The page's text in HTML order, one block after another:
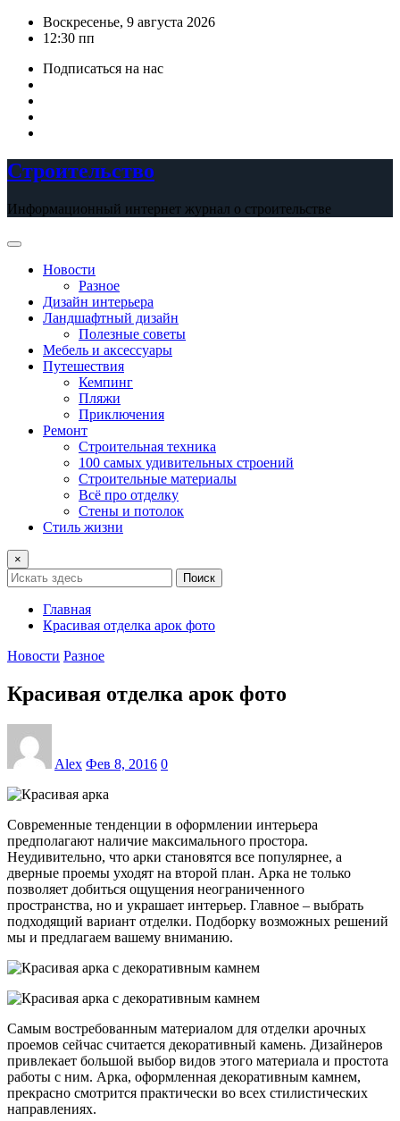
ПерейтиВоскресенье, 9 августа 2026
12:30 пп
Подписаться на нас
Строительство
Информационный интернет журнал о строительстве
Новости
Разное
Дизайн интерьера
Ландшафтный дизайн
Полезные советы
Мебель и аксессуары
Путешествия
Кемпинг
Пляжи
Приключения
Ремонт
Строительная техника
100 самых удивительных строений
Строительные материалы
Всё про отделку
Стены и потолок
Стиль жизни
×
Поиск
Главная
Красивая отделка арок фото
Новости Разное
Красивая отделка арок фото
Alex Фев 8, 2016 0
Современные тенденции в оформлении интерьера
предполагают наличие максимального простора.
Неудивительно, что арки становятся все популярнее, а
дверные проемы уходят на второй план. Арка не только
позволяет добиться ощущения неограниченного
пространства, но и украшает интерьер. Главное – выбрать
подходящий вариант отделки. Подборку возможных решений
мы и предлагаем вашему вниманию.
Самым востребованным материалом для отделки арочных
проемов сейчас считается декоративный камень. Дизайнеров
привлекает большой выбор видов этого материала и простота
работы с ним. Арка, оформленная декоративным камнем,
прекрасно смотрится практически во всех стилистических
направлениях.